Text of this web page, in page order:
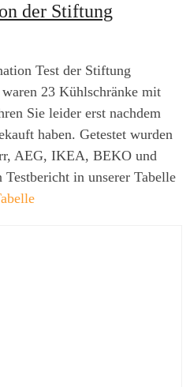
der Stiftung
Test der Stiftung
23 Kühlschränke mit
Sie leider erst nachdem
haben. Getestet wurden
AEG, IKEA, BEKO und
in unserer Tabelle